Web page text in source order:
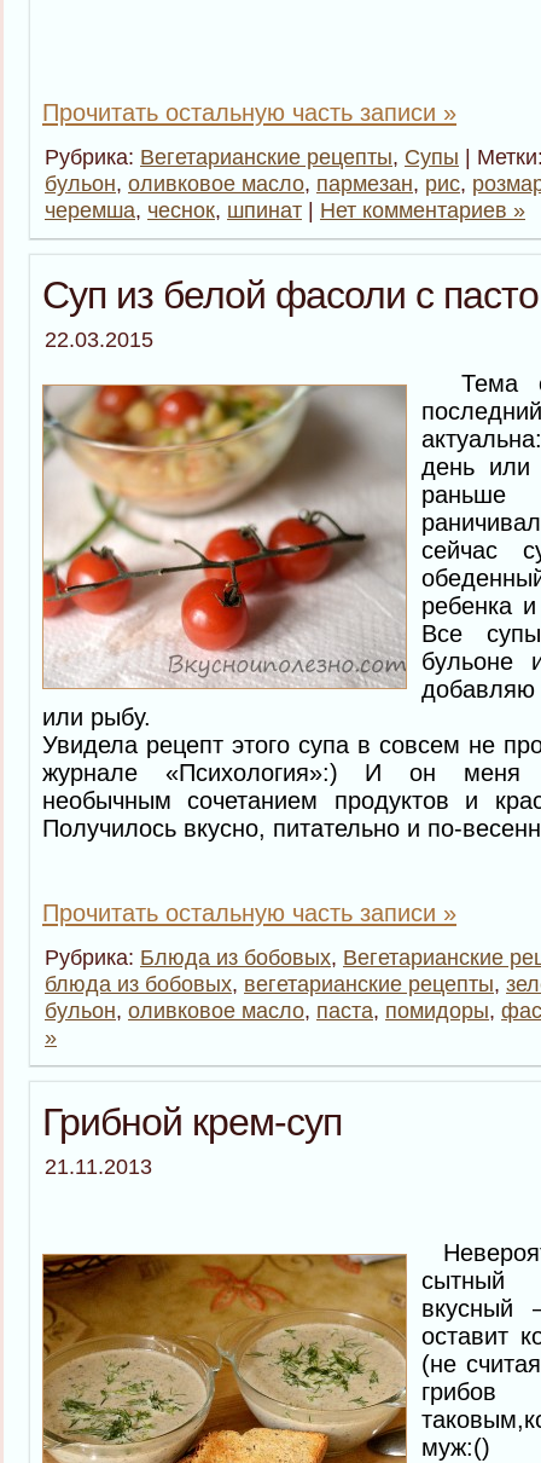
Прочитать остальную часть записи »
Рубрика: Вегетарианские рецепты, Супы |
бульон, оливковое масло, пармезан, рис,
черемша, чеснок, шпинат | Нет комментариев »
Суп из белой фасоли с
22.03.2015
Тема
день
сейчас
ребенка
Все
бульоне
добавляю
или рыбу.
Увидела рецепт этого супа в совсем не
журнале «Психология»:) И он меня
необычным сочетанием продуктов и
Получилось вкусно, питательно и по-
Прочитать остальную часть записи »
Рубрика: Блюда из бобовых, Вегетарианские
блюда из бобовых, вегетарианские рецепты,
бульон, оливковое масло, паста, помидоры,
»
Грибной крем-суп
21.11.2013
сытный
оставит
(не
муж:()